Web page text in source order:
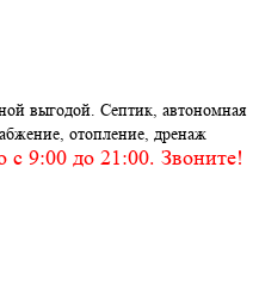
выгодой. Септик, автономная
отопление, дренаж
c 9:00 до 21:00. Звоните!